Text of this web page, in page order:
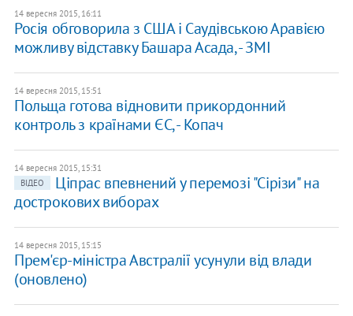
14 вересня 2015, 16:11
Росія обговорила з США і Саудівською Аравією
можливу відставку Башара Асада, - ЗМІ
14 вересня 2015, 15:51
Польща готова відновити прикордонний
контроль з країнами ЄС, - Копач
14 вересня 2015, 15:31
ВІДЕО
Ціпрас впевнений у перемозі "Сірізи" на
дострокових виборах
14 вересня 2015, 15:15
Прем'єр-міністра Австралії усунули від влади
(оновлено)